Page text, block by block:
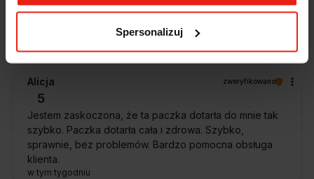
Spersonalizuj
Polecam szybko sprawnie dobrze zapakowane
Zostałem świetnie obsłużony. Brawa dla pracowników.
Alicja zweryfikowano
5
Jestem zaskoczona, że ta paczka dotarła do mnie tak
szybko. Paczka dotarła cała i zdrowa. Szybko,
sprawnie, bez problemów. Bardzo pomocna obsługa
klienta.
w tym tygodniu